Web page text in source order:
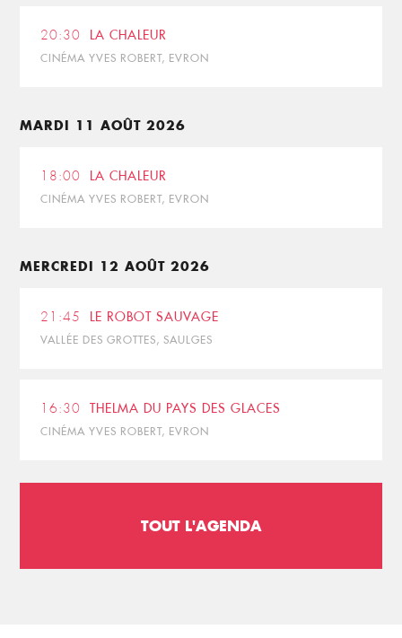
20:30 LA CHALEUR
CINÉMA YVES ROBERT, EVRON
MARDI 11 AOÛT 2026
18:00 LA CHALEUR
CINÉMA YVES ROBERT, EVRON
MERCREDI 12 AOÛT 2026
21:45 LE ROBOT SAUVAGE
VALLÉE DES GROTTES, SAULGES
16:30 THELMA DU PAYS DES GLACES
CINÉMA YVES ROBERT, EVRON
TOUT L'AGENDA